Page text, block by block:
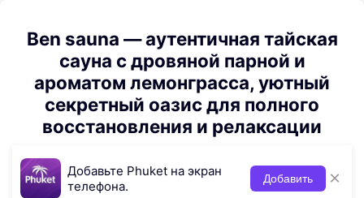
Ben sauna — аутентичная тайская
сауна с дровяной парной и
ароматом лемонграсса, уютный
секретный оазис для полного
восстановления и релаксации
Добавьте Phuket на экран
телефона.
Добавить ×